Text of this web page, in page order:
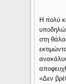
Η πολύ
στη
«Δεν